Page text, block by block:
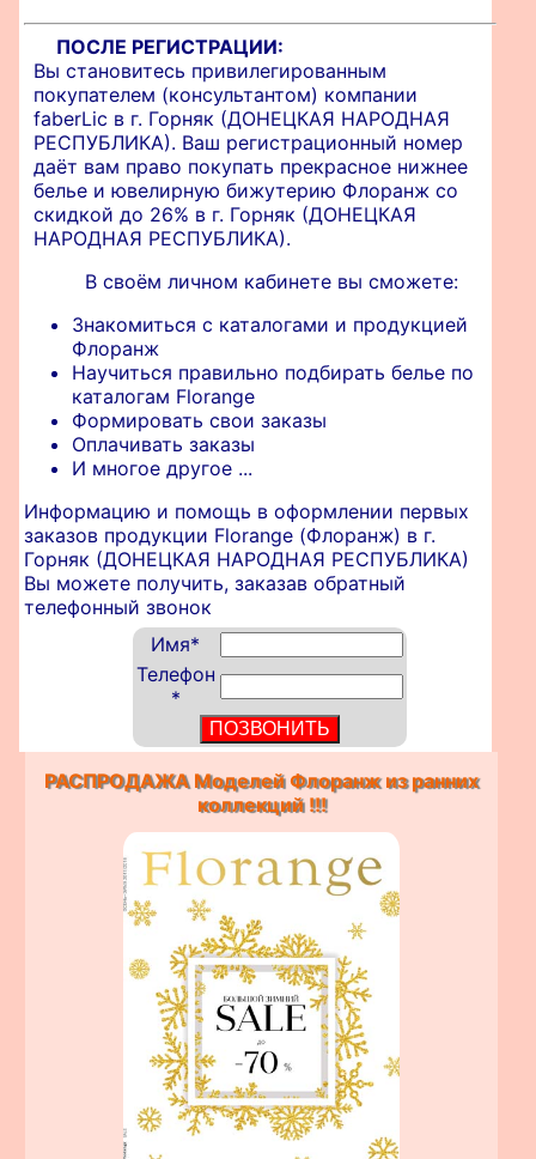
ПОСЛЕ РЕГИСТРАЦИИ:
Вы становитесь привилегированным
покупателем (консультантом) компании
faberLic в г. Горняк (ДОНЕЦКАЯ НАРОДНАЯ
РЕСПУБЛИКА). Ваш регистрационный номер
даёт вам право покупать прекрасное нижнее
белье и ювелирную бижутерию Флоранж со
скидкой до 26% в г. Горняк (ДОНЕЦКАЯ
НАРОДНАЯ РЕСПУБЛИКА).
В своём личном кабинете вы сможете:
Знакомиться с каталогами и продукцией
Флоранж
Научиться правильно подбирать белье по
каталогам Florange
Формировать свои заказы
Оплачивать заказы
И многое другое ...
Информацию и помощь в оформлении первых
заказов продукции Florange (Флоранж) в г.
Горняк (ДОНЕЦКАЯ НАРОДНАЯ РЕСПУБЛИКА)
Вы можете получить, заказав обратный
телефонный звонок
Имя*
Телефон
*
РАСПРОДАЖА Моделей Флоранж из ранних
коллекций !!!